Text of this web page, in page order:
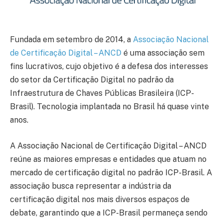
Fundada em setembro de 2014, a Associação Nacional
de Certificação Digital – ANCD é uma associação sem
fins lucrativos, cujo objetivo é a defesa dos interesses
do setor da Certificação Digital no padrão da
Infraestrutura de Chaves Públicas Brasileira (ICP-
Brasil). Tecnologia implantada no Brasil há quase vinte
anos.
A Associação Nacional de Certificação Digital – ANCD
reúne as maiores empresas e entidades que atuam no
mercado de certificação digital no padrão ICP-Brasil. A
associação busca representar a indústria da
certificação digital nos mais diversos espaços de
debate, garantindo que a ICP-Brasil permaneça sendo